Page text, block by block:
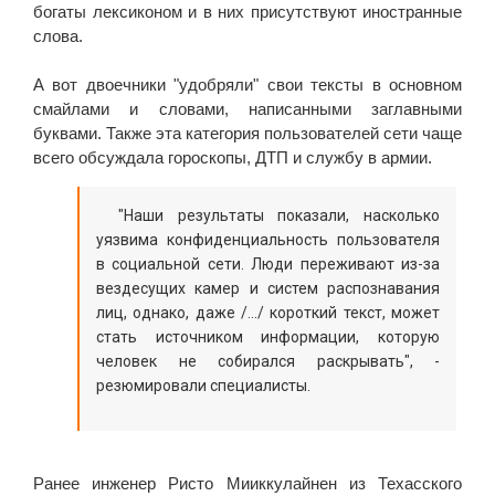
богаты лексиконом и в них присутствуют иностранные
слова.
А вот двоечники "удобряли" свои тексты в основном
смайлами и словами, написанными заглавными
буквами. Также эта категория пользователей сети чаще
всего обсуждала гороскопы, ДТП и службу в армии.
"Наши результаты показали, насколько
уязвима конфиденциальность пользователя
в социальной сети. Люди переживают из-за
вездесущих камер и систем распознавания
лиц, однако, даже /…/ короткий текст, может
стать источником информации, которую
человек не собирался раскрывать", -
резюмировали специалисты.
Ранее инженер Ристо Мииккулайнен из Техасского